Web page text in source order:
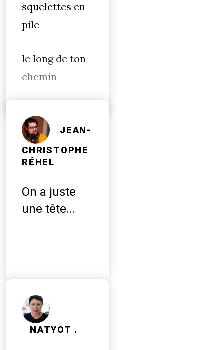
squelettes en
pile
le long de ton
chemin
JEAN-
CHRISTOPHE
RÉHEL
On a juste
une tête...
NATYOT .